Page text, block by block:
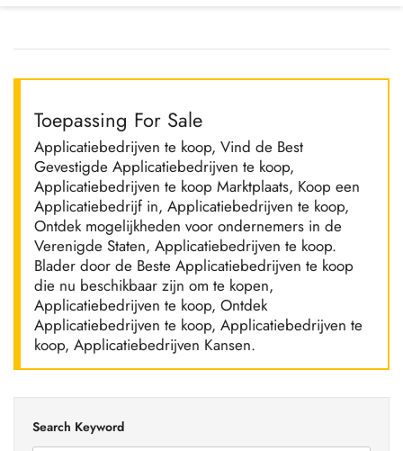
Toepassing For Sale
Applicatiebedrijven te koop, Vind de Best
Gevestigde Applicatiebedrijven te koop,
Applicatiebedrijven te koop Marktplaats, Koop een
Applicatiebedrijf in, Applicatiebedrijven te koop,
Ontdek mogelijkheden voor ondernemers in de
Verenigde Staten, Applicatiebedrijven te koop.
Blader door de Beste Applicatiebedrijven te koop
die nu beschikbaar zijn om te kopen,
Applicatiebedrijven te koop, Ontdek
Applicatiebedrijven te koop, Applicatiebedrijven te
koop, Applicatiebedrijven Kansen.
Search Keyword